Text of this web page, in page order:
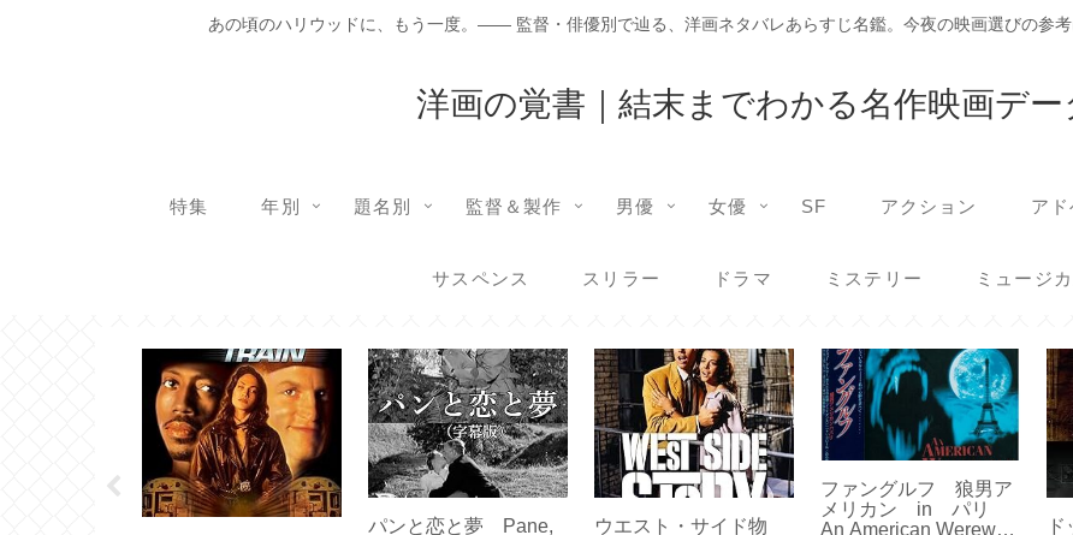
あの頃のハリウッドに、もう一度。―― 監督・俳優別で辿る、洋画ネタバレあらすじ名鑑。今夜の映画選びの参考
洋画の覚書｜結末までわかる名作映画デー
特集 年別 題名別 監督＆製作 男優 女優 SF アクション ア
サスペンス スリラー ドラマ ミステリー ミュージ
パンと恋と夢 Pane,
ウエスト・サイド物
ファングルフ 狼男ア
メリカン in パリ
An American Werewolf